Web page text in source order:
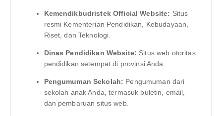
Kemendikbudristek Official Website: Situs
resmi Kementerian Pendidikan, Kebudayaan,
Riset, dan Teknologi.
Dinas Pendidikan Website: Situs web otoritas
pendidikan setempat di provinsi Anda.
Pengumuman Sekolah: Pengumuman dari
sekolah anak Anda, termasuk buletin, email,
dan pembaruan situs web.